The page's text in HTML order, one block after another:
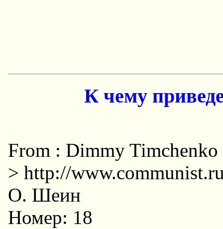
К чему
From : Dimmy
> http://
О. Шеин
Hомер: 18